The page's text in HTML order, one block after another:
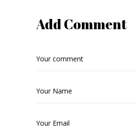
Add Comment